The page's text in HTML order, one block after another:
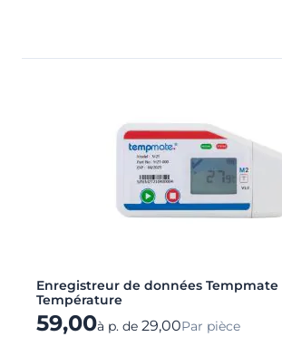
Enregistreur de données Tempmate
Température
59,00à p. de 29,00Par pièce